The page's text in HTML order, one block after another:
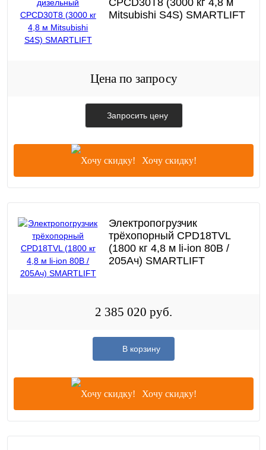
CPCD30T8 (3000 кг 4,8 м
Mitsubishi S4S) SMARTLIFT
Цена по запросу
Запросить цену
Хочу скидку!
Электропогрузчик
трёхопорный CPD18TVL
(1800 кг 4,8 м li-ion 80В /
205Ач) SMARTLIFT
2 385 020 руб.
В корзину
Хочу скидку!